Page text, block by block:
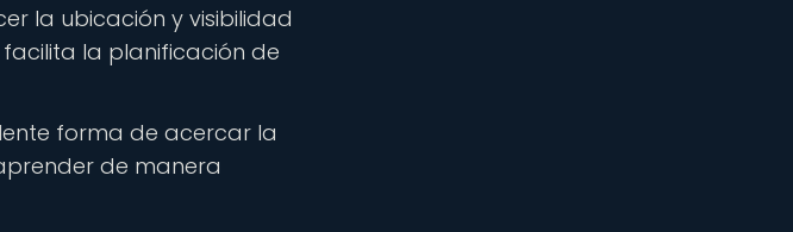
la ubicación y visibilidad
la planificación de
forma de acercar la
de manera